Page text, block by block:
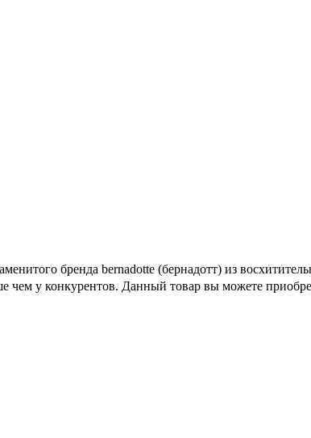
бренда bernadotte (бернадотт) из
чем у конкурентов. Данный товар вы можете